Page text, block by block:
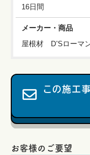
16日間
メーカー・商品
屋根材 D'Sローマ
この施工
お客様のご要望